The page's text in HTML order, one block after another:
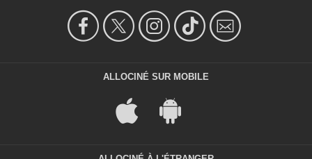
ALLOCINÉ SUR MOBILE